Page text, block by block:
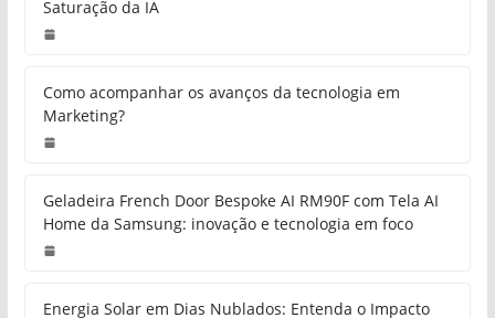
Saturação da IA
Como acompanhar os avanços da tecnologia em
Marketing?
Geladeira French Door Bespoke AI RM90F com Tela AI
Home da Samsung: inovação e tecnologia em foco
Energia Solar em Dias Nublados: Entenda o Impacto